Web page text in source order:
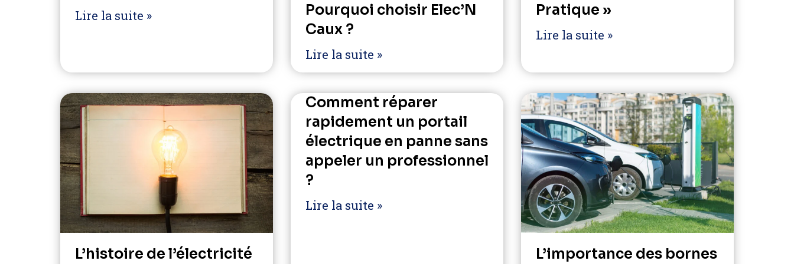
Lire la suite »
Pourquoi choisir Elec’N
Caux ?
Lire la suite »
Pratique »
Lire la suite »
L’histoire de l’électricité
Comment réparer
rapidement un portail
électrique en panne sans
appeler un professionnel
?
Lire la suite »
L’importance des bornes